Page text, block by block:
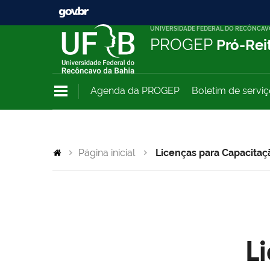
UNIVERSIDADE FEDERAL DO
PROGEP Pró-
Agenda da PROGEP Boletim de
Página inicial Licenças para